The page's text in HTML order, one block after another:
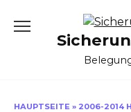
HAUPTSEITE » 2006-2014